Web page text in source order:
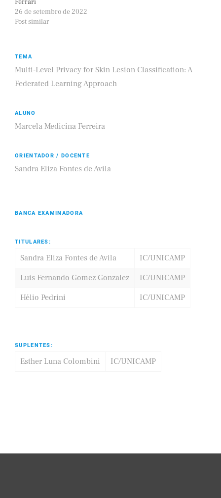
Ferrari
26 de setembro de 2022
Post similar
TEMA
Multi-Level Privacy for Skin Lesion Classification: A
Federated Learning Approach
ALUNO
Marcela Medicina Ferreira
ORIENTADOR / DOCENTE
Sandra Eliza Fontes de Avila
BANCA EXAMINADORA
TITULARES:
Sandra Eliza Fontes de Avila
IC/UNICAMP
Luis Fernando Gomez Gonzalez
IC/UNICAMP
Hélio Pedrini
IC/UNICAMP
SUPLENTES:
Esther Luna Colombini IC/UNICAMP